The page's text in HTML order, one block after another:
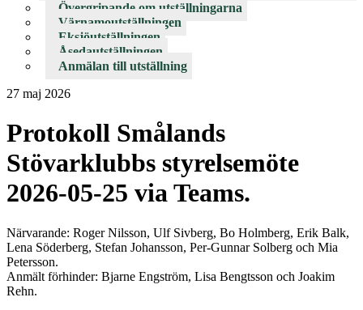
Övergripande om utställningarna
Värnamoutställningen
Eksjöutställningen
Åsedautställningen
Anmälan till utställning
27 maj 2026
Protokoll Smålands
Stövarklubbs styrelsemöte
2026-05-25 via Teams.
Närvarande: Roger Nilsson, Ulf Sivberg, Bo Holmberg, Erik Balk,
Lena Söderberg, Stefan Johansson, Per-Gunnar Solberg och Mia
Petersson.
Anmält förhinder: Bjarne Engström, Lisa Bengtsson och Joakim
Rehn.